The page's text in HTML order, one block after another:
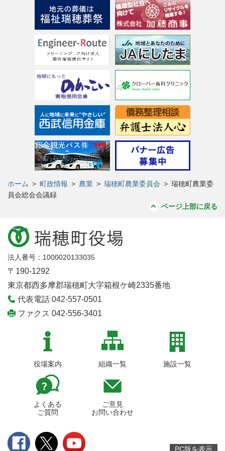
ホーム > 町政情報 > 農業 > 瑞穂町農業委員会 > 瑞穂町農業委
員会総会会議録
ページ上部に戻る
法人番号：1000020133035
〒190-1292
東京都西多摩郡瑞穂町大字箱根ケ崎2335番地
代表電話 042-557-0501
ファクス 042-556-3401
役場案内 組織一覧 施設一覧
よくある
ご質問
ご意見
お問い合わせ
PC版を表示